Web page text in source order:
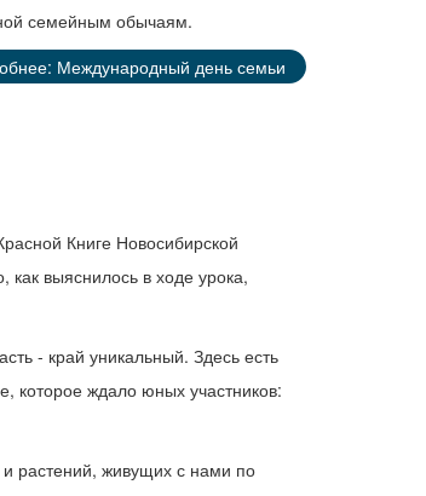
семейным обычаям.
Международный день семьи
Книге Новосибирской
выяснилось в ходе урока,
- край уникальный. Здесь есть
которое ждало юных участников:
растений, живущих с нами по